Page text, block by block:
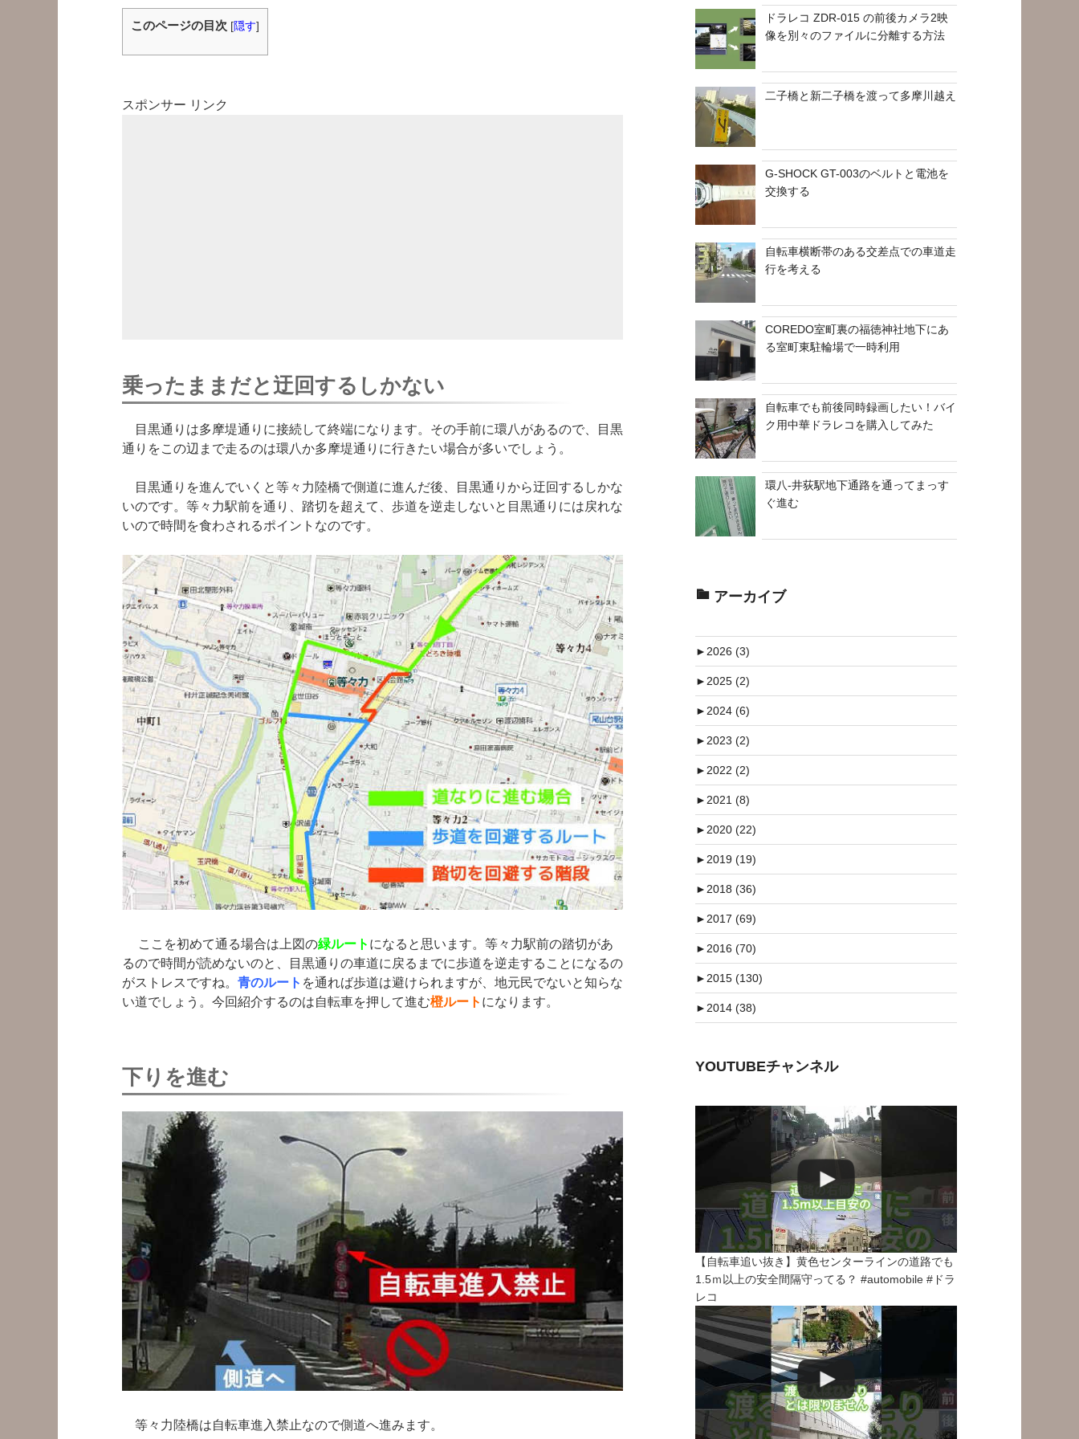
このページの目次 [隠す]
スポンサー リンク
乗ったままだと迂回するしかない
目黒通りは多摩堤通りに接続して終端になります。その手前に環八があるので、目黒
通りをこの辺まで走るのは環八か多摩堤通りに行きたい場合が多いでしょう。
目黒通りを進んでいくと等々力陸橋で側道に進んだ後、目黒通りから迂回するしかな
いのです。等々力駅前を通り、踏切を超えて、歩道を逆走しないと目黒通りには戻れな
いので時間を食わされるポイントなのです。
ここを初めて通る場合は上図の緑ルート になると思います。等々力駅前の踏切があ
るので時間が読めないのと、目黒通りの車道に戻るまでに歩道を逆走することになるの
がストレスですね。 青のルート を通れば歩道は避けられますが、地元民でないと知らな
い道でしょう。今回紹介するのは自転車を押して進む橙ルート になります。
下りを進む
等々力陸橋は自転車進入禁止なので側道へ進みます。
ドラレコ ZDR-015 の前後カメラ2映
像を別々のファイルに分離する方法
二子橋と新二子橋を渡って多摩川越え
G-SHOCK GT-003のベルトと電池を
交換する
自転車横断帯のある交差点での車道走
行を考える
COREDO室町裏の福徳神社地下にあ
る室町東駐輪場で一時利用
自転車でも前後同時録画したい！バイ
ク用中華ドラレコを購入してみた
環八-井荻駅地下通路を通ってまっす
ぐ進む
アーカイブ
►2026 (3)
►2025 (2)
►2024 (6)
►2023 (2)
►2022 (2)
►2021 (8)
►2020 (22)
►2019 (19)
►2018 (36)
►2017 (69)
►2016 (70)
►2015 (130)
►2014 (38)
YOUTUBEチャンネル
【自転車追い抜き】黄色センターラインの道路でも
1.5ｍ以上の安全間隔守ってる？ #automobile #ドラ
レコ